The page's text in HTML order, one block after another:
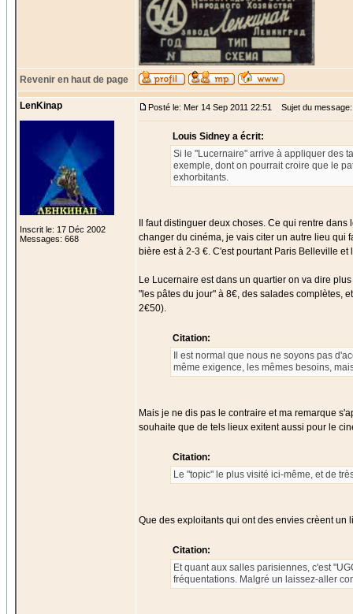
Revenir en haut de page
LenKinap
Inscrit le: 17 Déc 2002
Messages: 668
Posté le: Mer 14 Sep 2011 22:51 Sujet du message:
Louis Sidney a écrit:
Si le "Lucernaire" arrive à appliquer des
exemple, dont on pourrait croire que le
exhorbitants.
Il faut distinguer deux choses. Ce qui rentre
changer du cinéma, je vais citer un autre lieu qui
bière est à 2-3 €. C'est pourtant Paris Belleville
Le Lucernaire est dans un quartier on va dire
"les pâtes du jour" à 8€, des salades complètes,
2€50).
Citation:
Il est normal que nous ne soyons pas
même exigence, les mêmes besoins,
Mais je ne dis pas le contraire et ma remarque
souhaite que de tels lieux exitent aussi pour le
Citation:
Le "topic" le plus visité ici-même, et de
Que des exploitants qui ont des envies crèent
Citation:
Et quant aux salles parisiennes, c'est
fréquentations. Malgré un laissez-aller